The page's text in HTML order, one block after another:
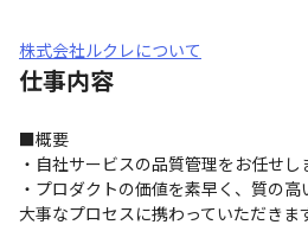
株式会社ルクレについて
仕事内容
■概要
・自社サービスの品質管理をお任せし
・プロダクトの価値を素早く、質の
大事なプロセスに携わっていただきま